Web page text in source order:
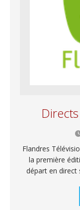
Flandres
la première
départ en direct